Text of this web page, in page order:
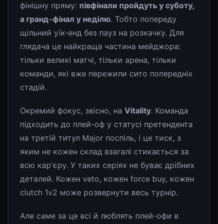
фінішну пряму: півфінали пройдуть у суботу,
а гранд-фінал у неділю. Тобто попереду
щільний уїк-енд без пауз на розкачку. Для
глядача це найкраща частина мейджора:
тільки великі матчі, тільки арена, тільки
команди, які вже пережили сито попередніх
стадій.
Окремий фокус, звісно, на Vitality. Команда
підходить до плей-оф у статусі претендента
на третій титул Major поспіль, і це тиск, з
яким не кожен склад взагалі стикається за
всю кар'єру. У таких серіях не буває дрібних
деталей. Кожен veto, кожен force buy, кожен
clutch 1v2 може розвернути весь турнір.
Але саме за це всі й люблять плей-офи в